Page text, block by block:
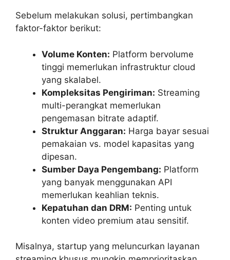
Sebelum melakukan solusi, pertimbangkan
faktor-faktor berikut:
Volume Konten: Platform bervolume
tinggi memerlukan infrastruktur cloud
yang skalabel.
Kompleksitas Pengiriman: Streaming
multi-perangkat memerlukan
pengemasan bitrate adaptif.
Struktur Anggaran: Harga bayar sesuai
pemakaian vs. model kapasitas yang
dipesan.
Sumber Daya Pengembang: Platform
yang banyak menggunakan API
memerlukan keahlian teknis.
Kepatuhan dan DRM: Penting untuk
konten video premium atau sensitif.
Misalnya, startup yang meluncurkan layanan